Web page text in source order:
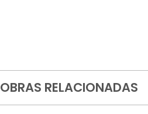
OBRAS RELACIONADAS